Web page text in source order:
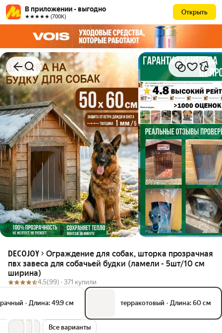
В приложении - выгодно
★★★★★ (700К)
Открыть
DECOJOY
Ограждение для собак, шторка прозрачная
пвх завеса для собачьей будки (ламели - 5шт/10 см
ширина)
4.5(99) · 371 купили
• Длина: 49.9 см терракотовый • Длина: 60 см
Все варианты